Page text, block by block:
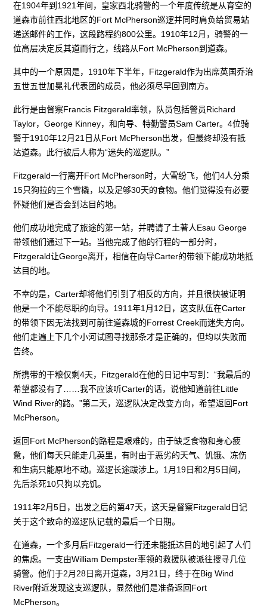
在1904年到1921年间，皇家西北骑警的一个年度传统是从育空的
道森市前往西北地区的Fort McPherson巡逻并同时肩负给贸易站
递送邮件的工作，这段路程约800公里。1910年12月，骑警的一
位高层决定反其道而行之，线路从Fort McPherson到道森。
其中的一个原因是，1910年下半年，Fitzgerald作为出席英国乔治
五世五世加冕礼代表团的成员，他必须尽早回到南方。
此行是由督察Francis Fitzgerald率领，队员包括警员Richard
Taylor，George Kinney，和向导、特勤警员Sam Carter。4位骑
警于1910年12月21日从Fort McPherson出发，但最终却没有抵
达道森。此行被后人称为“迷失的巡逻队。”
Fitzgerald一行离开Fort McPherson时，大雪纷飞，他们4人分乘
15只狗拉的三个雪橇，以及足够30天的食物。他们觉得没有必要
怀疑他们是否会到达目的地。
他们成功地完成了旅途的第一站，并聘请了土著人Esau George
带领他们通过下一站。当他完成了他的行程的一部分时，
Fitzgerald让George离开，相信在向导Carter的带领下能成功地抵
达目的地。
不幸的是，Carter却将他们引到了相反的方向，并且很快被证明
他是一个不能尽职的向导。1911年1月12日，这支队伍在Carter
的带领下因无法找到可前往道森城的Forrest Creek而迷失方向。
他们走遍上下几个小河试图寻找那条才是正确的，但均以失败而
告终。
所携带的干粮仅剩4天，Fitzgerald在他的日记中写到：“我最后的
希望都没有了……我不应该听Carter的话，说他知道前往Little
Wind River的路。”第二天，巡逻队决定改变方向，希望返回Fort
McPherson。
返回Fort McPherson的路程是艰难的，由于缺乏食物和身心疲
惫，他们每天只能走几英里，有时由于恶劣的天气、饥饿、冻伤
和生病只能原地不动。巡逻长途跋涉上。1月19日和2月5日间，
先后杀死10只狗以充饥。
1911年2月5日，出发之后的第47天，这天是督察Fitzgerald日记
关于这个致命的巡逻队记载的最后一个日期。
在道森，一个多月后Fitzgerald一行还未能抵达目的地引起了人们
的焦虑。一支由William Dempster率领的救援队被派往搜寻几位
骑警。他们于2月28日离开道森，3月21日，终于在Big Wind
River附近发现这支巡逻队，显然他们是准备返回Fort
McPherson。